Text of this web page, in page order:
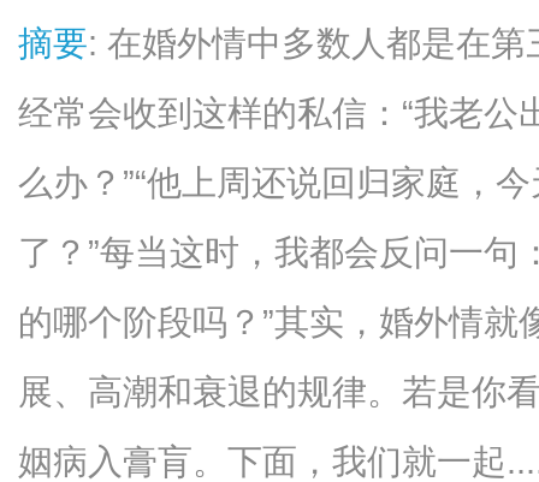
摘要: 在婚外情中多数人都是在
经常会收到这样的私信：“我老
么办？”“他上周还说回归家庭，
了？”每当这时，我都会反问一句
的哪个阶段吗？”其实，婚外情
展、高潮和衰退的规律。若是你
姻病入膏肓。下面，我们就一起